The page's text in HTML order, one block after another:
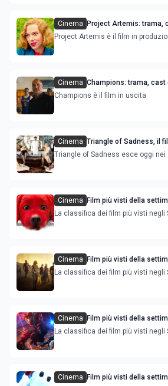
Cinema
Project Artemis: trama,
con Scarlett Johansson
Project Artemis è il film in
Cinema Champions: trama,
Woody Harrelson
Champions è il film in uscita
Cinema Triangle of Sadness, il
Harrelson e Charlbi Dean
Triangle of Sadness esce oggi nei
Cinema
Film più visti della
Red Dog’ e ‘Belfast’
La classifica dei film più visti negli
Cinema
Film più visti della
'Spencer’ sono le novità
La classifica dei film più visti negli
Cinema
Film più visti della
Academia, World
La classifica dei film più visti negli
Cinema
Film più visti della